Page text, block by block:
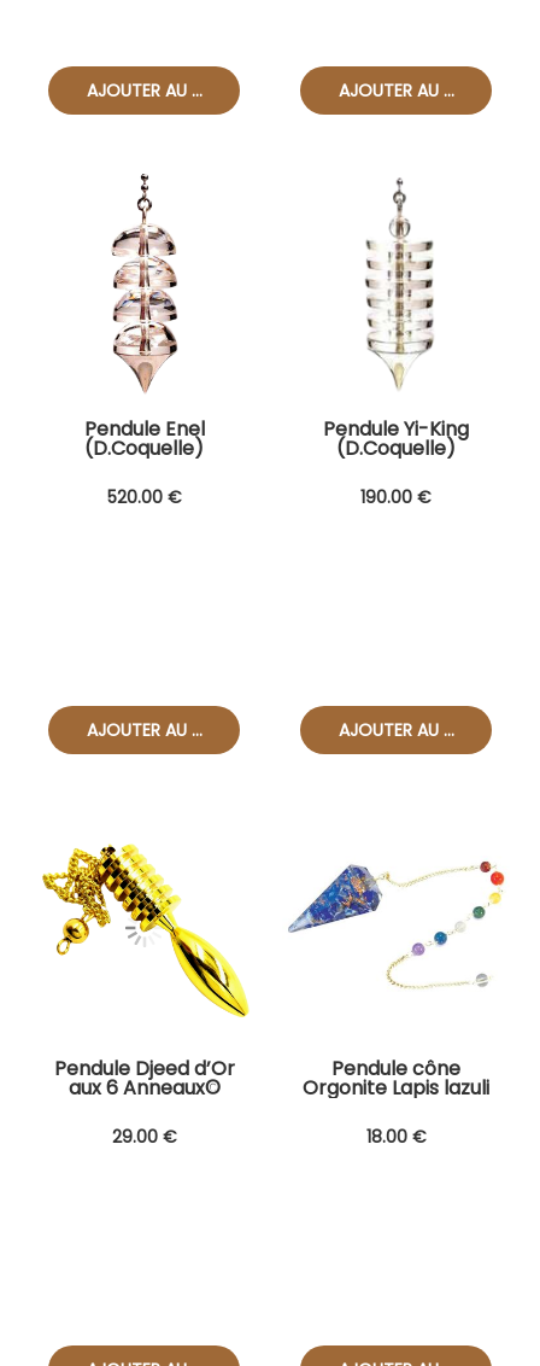
Pendule Enel
(D.Coquelle)
520.00 €
Pendule Yi-King
(D.Coquelle)
190.00 €
Pendule Djeed d’Or
aux 6 Anneaux©
29.00 €
Pendule cône
Orgonite Lapis lazuli
18.00 €